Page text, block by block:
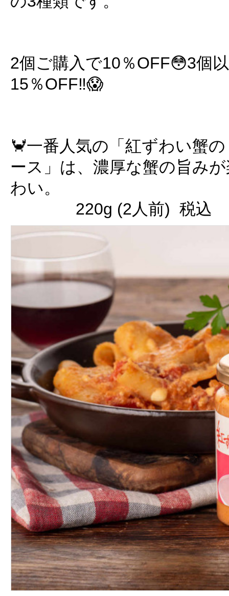
2個ご購入で10％OFF😳3個
15％OFF‼️😱
🦀一番人気の「紅ずわい蟹
ース」は、濃厚な蟹の旨み
わい。
220g (2人前) 税込